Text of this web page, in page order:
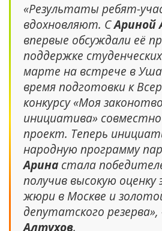
«Результаты ребят-
вдохновляют. САриной
впервые обсуждали её
поддержке
марте на встрече в
время подготовки к
конкурсу «Моя
инициатива»
проект. Теперь
народную программу
Арина стала
получив высокую оценку
жюри в Москве и
депутатского резерва»,
Алтухов.